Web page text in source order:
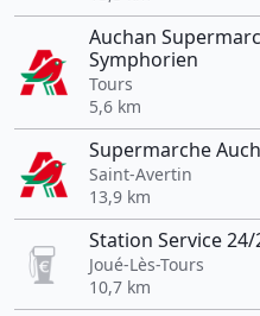
Auchan
Symphorien
Tours
5,6 km
Supermarche
Saint-Avertin
13,9 km
Station Service 24/
Joué-Lès-Tours
10,7 km